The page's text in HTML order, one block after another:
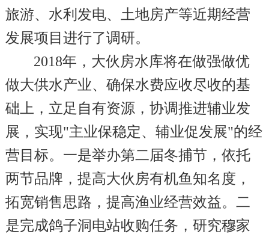
旅游、水利发电、土地房产等近期经营
发展项目进行了调研。
2018年，大伙房水库将在做强做优
做大供水产业、确保水费应收尽收的基
础上，立足自有资源，协调推进辅业发
展，实现"主业保稳定、辅业促发展"的经
营目标。一是举办第二届冬捕节，依托
两节品牌，提高大伙房有机鱼知名度，
拓宽销售思路，提高渔业经营效益。二
是完成鸽子洞电站收购任务，研究穆家